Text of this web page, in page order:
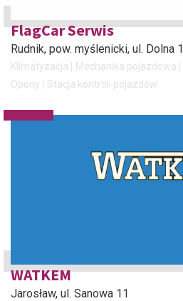
FlagCar Serwis
Rudnik, pow. myślenicki, ul. Dolna 1
Klimatyzacja Mechanika pojazdowa
Opony
Stacja kontroli pojazdów
WATKEM
Jarosław, ul. Sanowa 11